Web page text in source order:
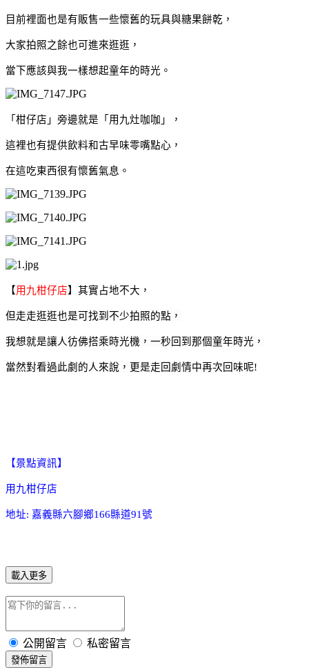
目前裡面也是有販售一些懷舊的玩具與糖果餅乾，
大家拍照之餘也可進來逛逛，
當下應該與我一樣想起童年的時光。
「柑仔店」旁邊就是「用九灶咖咖」，
這裡也有提供飲料和古早味零嘴點心，
在這吃東西很有懷舊氣息。
【用九柑仔店】其實占地不大 ，
但走走逛逛也是可找到不少拍照的點，
我想就是讓人彷佛搭乘時光機 ， 一秒回到那個童年時光 ，
當然對看過此劇的人來說 ， 更是走回劇情中再次回味呢!
【景點資訊】
用九柑仔店
地址: 嘉義縣六腳鄉166縣道91號
載入更多
公開留言 私密留言
發佈留言